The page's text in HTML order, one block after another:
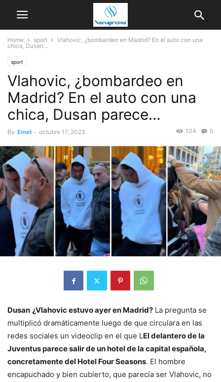
Home sport
Vlahovic, ¿bombardeo en Madrid? En el auto con una
chica, Dusan...
sport
Vlahovic, ¿bombardeo en
Madrid? En el auto con una
chica, Dusan parece…
By Emet - octubre 17, 2023 0
104
Dusan ¿Vlahovic estuvo ayer en Madrid? La pregunta se
multiplicó dramáticamente luego de que circulara en las
redes sociales un videoclip en el que LEl delantero de la
Juventus parece salir de un hotel de la capital española,
concretamente del Hotel Four Seasons. El hombre
encapuchado y bien cubierto, que parecía ser Vlahovic, no